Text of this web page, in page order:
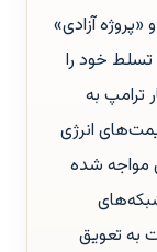
آزادی»
تسلط خود را
ترامپ به
انرژی
مواجه شده
به تعویق